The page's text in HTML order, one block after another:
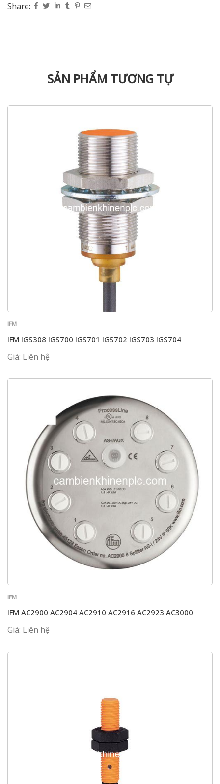
Share:
SẢN PHẨM TƯƠNG TỰ
IFM
IFM IGS308 IGS700 IGS701 IGS702 IGS703 IGS704
Giá: Liên hệ
IFM
IFM AC2900 AC2904 AC2910 AC2916 AC2923 AC3000
Giá: Liên hệ